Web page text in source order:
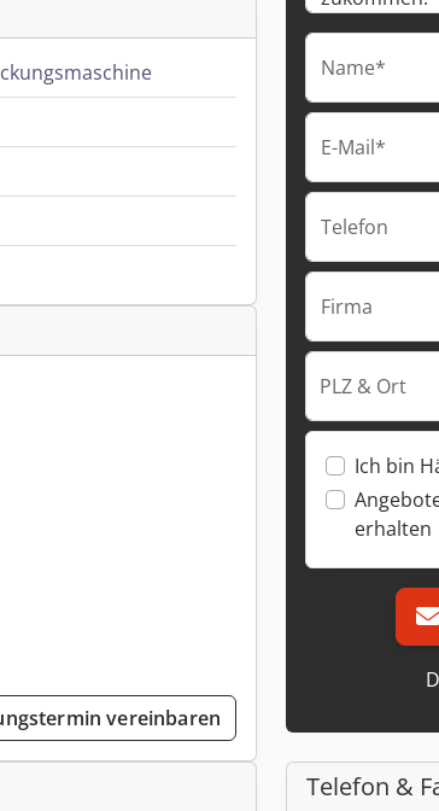
vereinbaren
Name*
E-Mail*
Telefon
Firma
PLZ & Ort
Ich bin
erhalten
Telefon &